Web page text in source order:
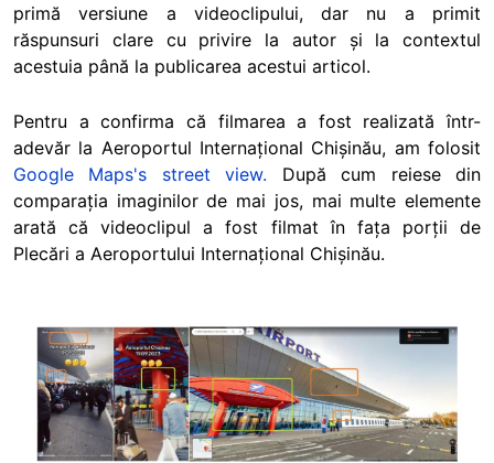
primă versiune a videoclipului, dar nu a primit
răspunsuri clare cu privire la autor și la contextul
acestuia până la publicarea acestui articol.
Pentru a confirma că filmarea a fost realizată într-
adevăr la Aeroportul Internațional Chișinău, am folosit
Google Maps's street view. După cum reiese din
comparația imaginilor de mai jos, mai multe elemente
arată că videoclipul a fost filmat în fața porții de
Plecări a Aeroportului Internațional Chișinău.
Image